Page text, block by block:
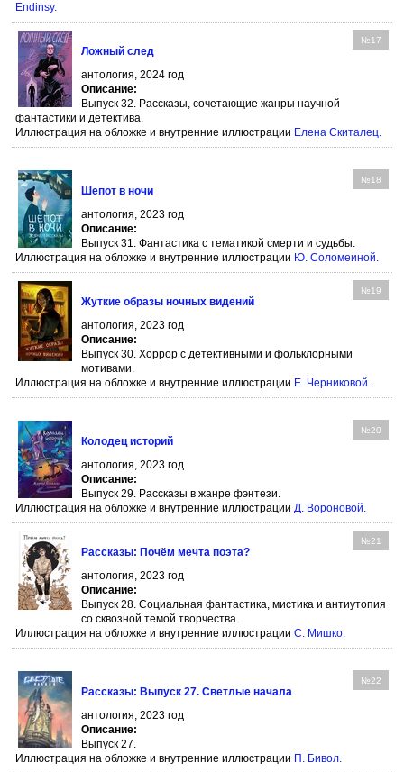
Endinsy.
№17
Ложный след
антология, 2024 год
Описание:
Выпуск 32. Рассказы, сочетающие жанры научной
фантастики и детектива.
Иллюстрация на обложке и внутренние иллюстрации Елена Скиталец.
№18
Шепот в ночи
антология, 2023 год
Описание:
Выпуск 31. Фантастика с тематикой смерти и судьбы.
Иллюстрация на обложке и внутренние иллюстрации Ю. Соломеиной.
№19
Жуткие образы ночных видений
антология, 2023 год
Описание:
Выпуск 30. Хоррор с детективными и фольклорными
мотивами.
Иллюстрация на обложке и внутренние иллюстрации Е. Черниковой.
№20
Колодец историй
антология, 2023 год
Описание:
Выпуск 29. Рассказы в жанре фэнтези.
Иллюстрация на обложке и внутренние иллюстрации Д. Вороновой.
№21
Рассказы: Почём мечта поэта?
антология, 2023 год
Описание:
Выпуск 28. Социальная фантастика, мистика и антиутопия
со сквозной темой творчества.
Иллюстрация на обложке и внутренние иллюстрации С. Мишко.
№22
Рассказы: Выпуск 27. Светлые начала
антология, 2023 год
Описание:
Выпуск 27.
Иллюстрация на обложке и внутренние иллюстрации П. Бивол.